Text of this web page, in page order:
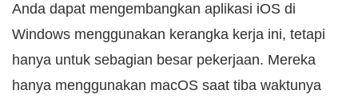
Anda dapat mengembangkan aplikasi iOS di
Windows menggunakan kerangka kerja ini, tetapi
hanya untuk sebagian besar pekerjaan. Mereka
hanya menggunakan macOS saat tiba waktunya